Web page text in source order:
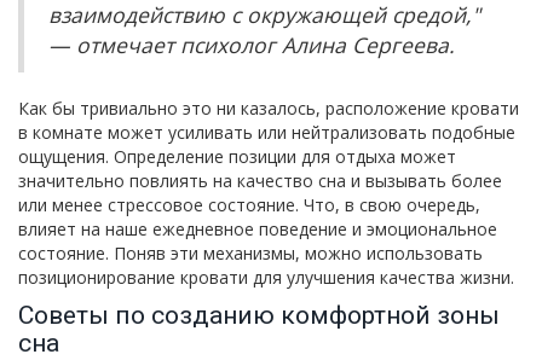
взаимодействию с окружающей средой,"
— отмечает психолог Алина Сергеева.
Как бы тривиально это ни казалось, расположение кровати
в комнате может усиливать или нейтрализовать подобные
ощущения. Определение позиции для отдыха может
значительно повлиять на качество сна и вызывать более
или менее стрессовое состояние. Что, в свою очередь,
влияет на наше ежедневное поведение и эмоциональное
состояние. Поняв эти механизмы, можно использовать
позиционирование кровати для улучшения качества жизни.
Советы по созданию комфортной зоны
сна